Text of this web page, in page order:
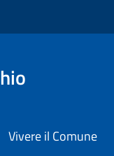
Vivere il Comune